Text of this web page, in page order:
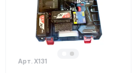
Арт. Х131